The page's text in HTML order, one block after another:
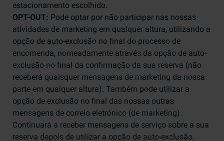
estacionamento escolhido.
OPT-OUT: Pode optar por não participar nas nossas
atividades de marketing em qualquer altura, utilizando a
opção de auto-exclusão no final do processo de
encomenda, nomeadamente através da opção de auto-
exclusão no final da confirmação da sua reserva (não
receberá quaisquer mensagens de marketing da nossa
parte em qualquer altura). Também pode utilizar a
opção de exclusão no final das nossas outras
mensagens de correio eletrónico (de marketing).
Continuará a receber mensagens de serviço sobre a sua
reserva depois de utilizar a opção de auto-exclusão.